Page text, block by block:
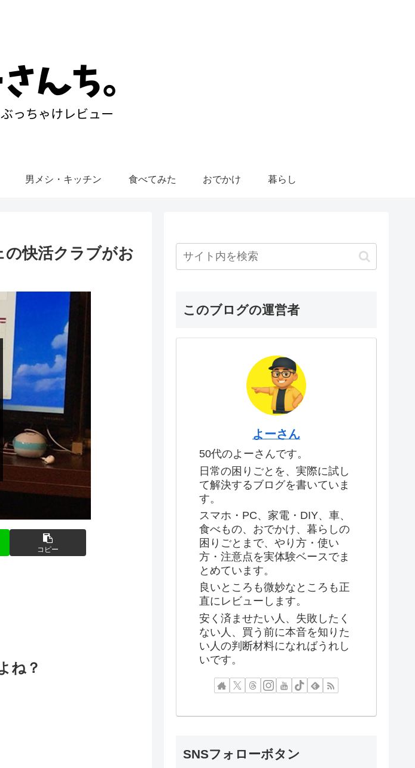
男メシ・キッチン 食べてみた おでかけ 暮らし
の快活クラブがお
コピー
ね？
このブログの運営者
よーさん
50代のよーさんです。
日常の困りごとを、実際に試し
て解決するブログを書いていま
す。
スマホ・PC、家電・DIY、車、
食べもの、おでかけ、暮らしの
困りごとまで、やり方・使い
方・注意点を実体験ベースでま
とめています。
良いところも微妙なところも正
直にレビューします。
安く済ませたい人、失敗したく
ない人、買う前に本音を知りた
い人の判断材料になればうれし
いです。
SNSフォローボタン